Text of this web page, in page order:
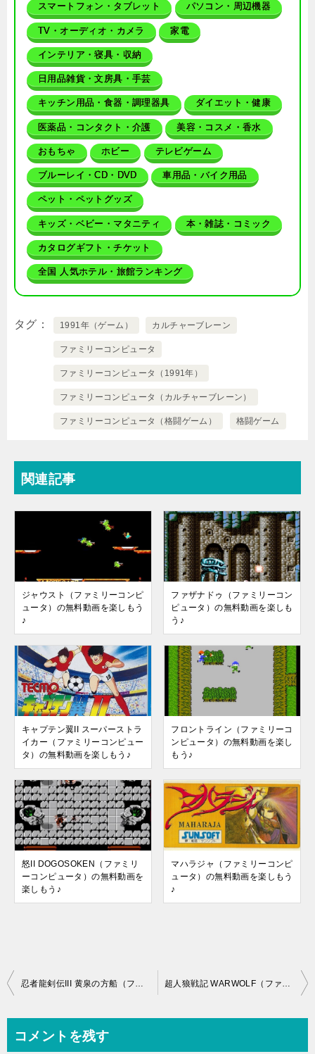
スマートフォン・タブレット パソコン・周辺機器
TV・オーディオ・カメラ 家電
インテリア・寝具・収納
日用品雑貨・文房具・手芸
キッチン用品・食器・調理器具 ダイエット・健康
医薬品・コンタクト・介護 美容・コスメ・香水
おもちゃ ホビー テレビゲーム
ブルーレイ・CD・DVD 車用品・バイク用品
ペット・ペットグッズ
キッズ・ベビー・マタニティ 本・雑誌・コミック
カタログギフト・チケット
全国 人気ホテル・旅館ランキング
タグ 1991年（ゲーム） カルチャーブレーン
ファミリーコンピュータ
ファミリーコンピュータ（1991年）
ファミリーコンピュータ（カルチャーブレーン）
ファミリーコンピュータ（格闘ゲーム） 格闘ゲーム
関連記事
ジャウスト（ファミリーコンピ
ュータ）の無料動画を楽しもう
♪
ファザナドゥ（ファミリーコン
ピュータ）の無料動画を楽しも
う♪
キャプテン翼II スーパーストラ
イカー（ファミリーコンピュー
タ）の無料動画を楽しもう♪
フロントライン（ファミリーコ
ンピュータ）の無料動画を楽し
もう♪
怒II DOGOSOKEN（ファミリ
ーコンピュータ）の無料動画を
楽しもう♪
マハラジャ（ファミリーコンピ
ュータ）の無料動画を楽しもう
♪
投
ビ
忍者龍剣伝III 黄泉の方船（ファミリーコンピュータ）の無料動画を楽しもう♪ 超人狼戦記 WARWOLF（ファミリーコンピュータ）の無料動画を楽しもう♪
コメントを残す